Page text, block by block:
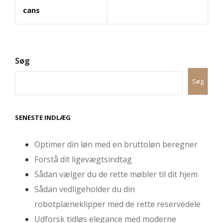
cans
Søg
Søg
SENESTE INDLÆG
Optimer din løn med en bruttoløn beregner
Forstå dit ligevægtsindtag
Sådan vælger du de rette møbler til dit hjem
Sådan vedligeholder du din
robotplæneklipper med de rette reservedele
Udforsk tidløs elegance med moderne